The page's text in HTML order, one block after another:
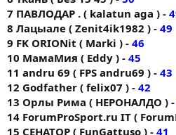
7 ПАВЛОДАР . ( kalatun aga ) -
8 Лацыале ( Zenit4ik1982 ) - 49
9 FK ORIONit ( Markі ) - 46
10 МамаМия ( Eddy ) - 45
11 andru 69 ( FPS andru69 ) - 43
12 Godfather ( felix07 ) - 42
13 Орлы Рима ( НЕРОНАЛДО ) -
14 ForumProSport.ru IT (
15 СЕНАТОР ( FunGattuso ) - 41